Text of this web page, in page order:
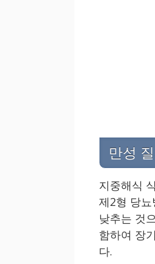
만성
지중해식
제2형 당
낮추는 것
함하여 장
다.